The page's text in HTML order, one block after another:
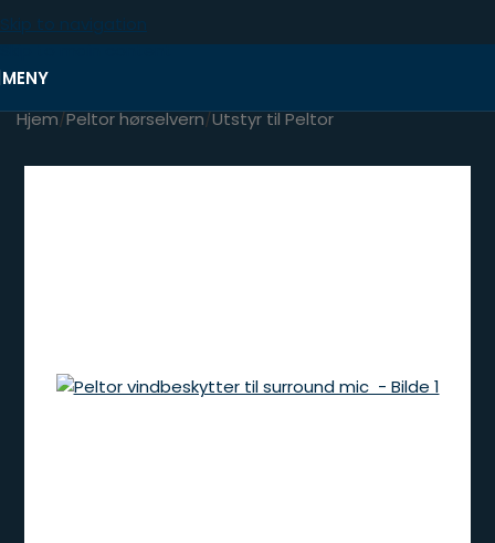
Skip to navigation
Skip to main content
MENY
Hjem/Peltor hørselvern/Utstyr til Peltor